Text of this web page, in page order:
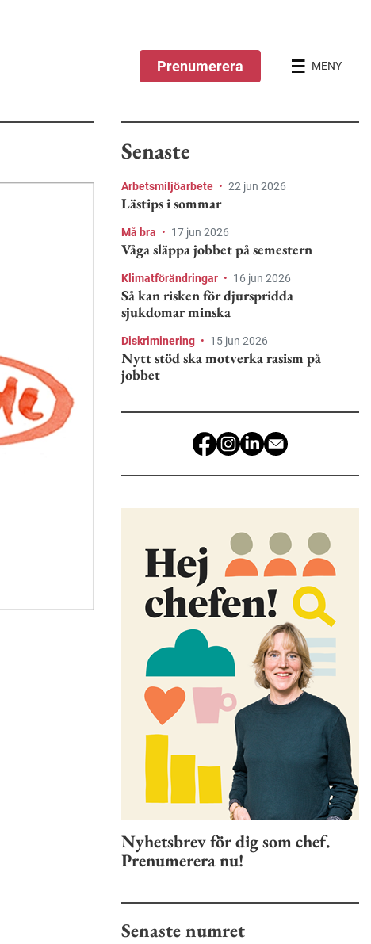
Prenumerera MENY
Senaste
Arbetsmiljöarbete • 22 jun 2026
Lästips i sommar
Må bra • 17 jun 2026
Våga släppa jobbet på semestern
Klimatförändringar • 16 jun 2026
Så kan risken för djurspridda
sjukdomar minska
Diskriminering • 15 jun 2026
Nytt stöd ska motverka rasism på
jobbet
Nyhetsbrev för dig som chef.
Prenumerera nu!
Senaste numret